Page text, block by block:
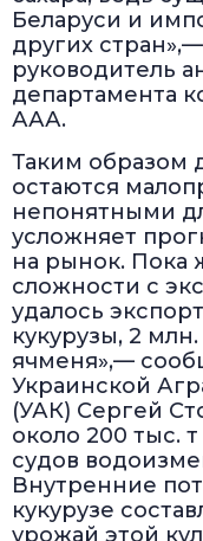
Беларуси и
других
руководитель
департамента
ААА.
Таким образом
остаются
непонятными
усложняет
на рынок. Пока
сложности с
удалось
кукурузы, 2
ячменя»,—
Украинской
(УАК) Сергей
около 200 тыс.
судов
Внутренние
кукурузе
урожай этой